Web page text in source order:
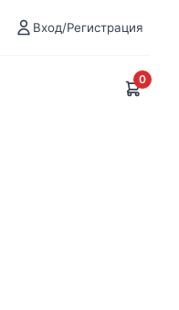
Вход/Регистрация
0